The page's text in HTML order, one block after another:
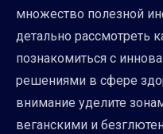
множество полезной
детально рассмотреть
познакомиться с
решениями в сфере
внимание уделите
веганскими и